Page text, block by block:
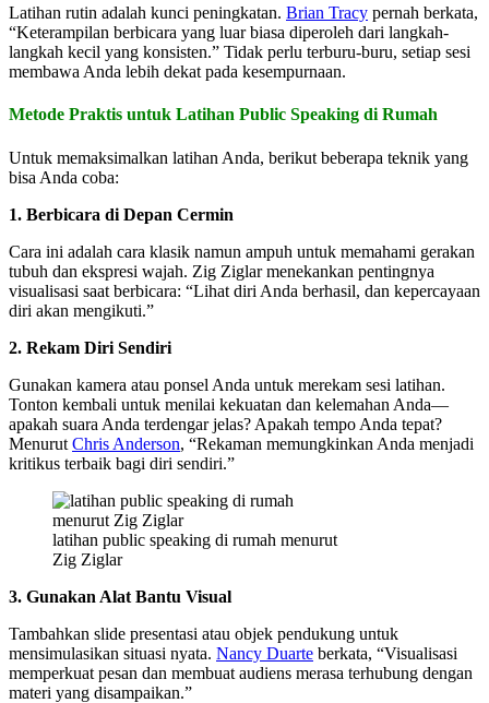
Latihan rutin adalah kunci peningkatan. Brian Tracy pernah berkata,
“Keterampilan berbicara yang luar biasa diperoleh dari langkah-
langkah kecil yang konsisten.” Tidak perlu terburu-buru, setiap sesi
membawa Anda lebih dekat pada kesempurnaan.
Metode Praktis untuk Latihan Public Speaking di Rumah
Untuk memaksimalkan latihan Anda, berikut beberapa teknik yang
bisa Anda coba:
1. Berbicara di Depan Cermin
Cara ini adalah cara klasik namun ampuh untuk memahami gerakan
tubuh dan ekspresi wajah. Zig Ziglar menekankan pentingnya
visualisasi saat berbicara: “Lihat diri Anda berhasil, dan kepercayaan
diri akan mengikuti.”
2. Rekam Diri Sendiri
Gunakan kamera atau ponsel Anda untuk merekam sesi latihan.
Tonton kembali untuk menilai kekuatan dan kelemahan Anda—
apakah suara Anda terdengar jelas? Apakah tempo Anda tepat?
Menurut Chris Anderson, “Rekaman memungkinkan Anda menjadi
kritikus terbaik bagi diri sendiri.”
latihan public speaking di rumah menurut
Zig Ziglar
3. Gunakan Alat Bantu Visual
Tambahkan slide presentasi atau objek pendukung untuk
mensimulasikan situasi nyata. Nancy Duarte berkata, “Visualisasi
memperkuat pesan dan membuat audiens merasa terhubung dengan
materi yang disampaikan.”